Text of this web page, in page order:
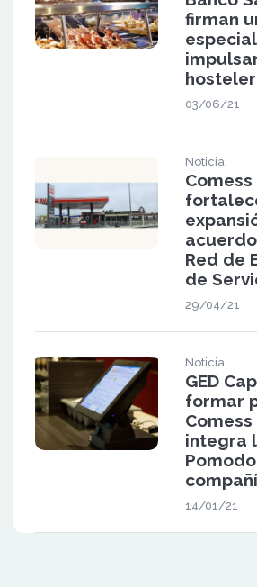
firman
03/06/21
Noticia
Red de
de
29/04/21
Noticia
GED
formar
integra
14/01/21